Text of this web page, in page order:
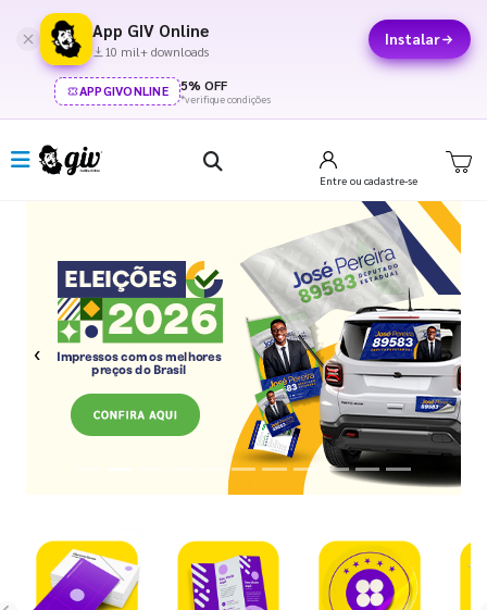
App GIV Online
10 mil+ downloads
Instalar
APPGIVONLINE 5% OFF
*verifique condições
Entre ou cadastre-se
Previous Next